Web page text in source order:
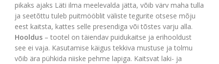
pikaks ajaks Läti ilma meelevalda jätta, võib värv maha tulla
ja seetõttu tuleb puitmööblit väliste tegurite otsese mõju
eest kaitsta, kattes selle presendiga või tõstes varju alla.
Hooldus – tootel on täiendav puidukaitse ja erihooldust
see ei vaja. Kasutamise käigus tekkiva mustuse ja tolmu
võib ära pühkida niiske pehme lapiga. Kaitsvat laki- ja